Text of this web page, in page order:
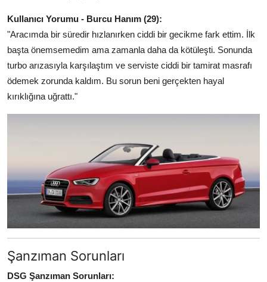
Kullanıcı Yorumu - Burcu Hanım (29):
"Aracımda bir süredir hızlanırken ciddi bir gecikme fark ettim. İlk
başta önemsemedim ama zamanla daha da kötüleşti. Sonunda
turbo arızasıyla karşılaştım ve serviste ciddi bir tamirat masrafı
ödemek zorunda kaldım. Bu sorun beni gerçekten hayal
kırıklığına uğrattı."
Şanzıman Sorunları
DSG Şanzıman Sorunları: